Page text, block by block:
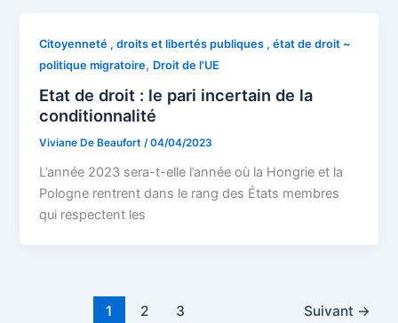
Citoyenneté , droits et libertés publiques , état de droit ~
politique migratoire, Droit de l'UE
Etat de droit : le pari incertain de la
conditionnalité
Viviane De Beaufort/04/04/2023
L’année 2023 sera-t-elle l’année où la Hongrie et la
Pologne rentrent dans le rang des États membres
qui respectent les
1 2 3 Suivant →